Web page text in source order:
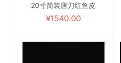
20寸简装唐刀红鱼皮
¥1540.00